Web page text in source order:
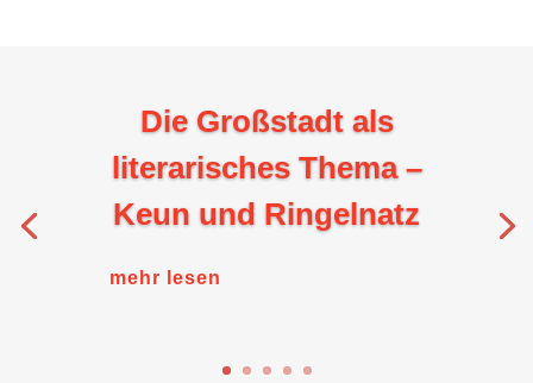
Die Großstadt als
literarisches Thema –
Keun und Ringelnatz
mehr lesen